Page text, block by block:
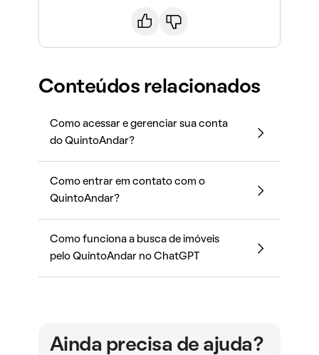
Conteúdos relacionados
Como acessar e gerenciar sua conta
do QuintoAndar?
Como entrar em contato com o
QuintoAndar?
Como funciona a busca de imóveis
pelo QuintoAndar no ChatGPT
Ainda precisa de ajuda?